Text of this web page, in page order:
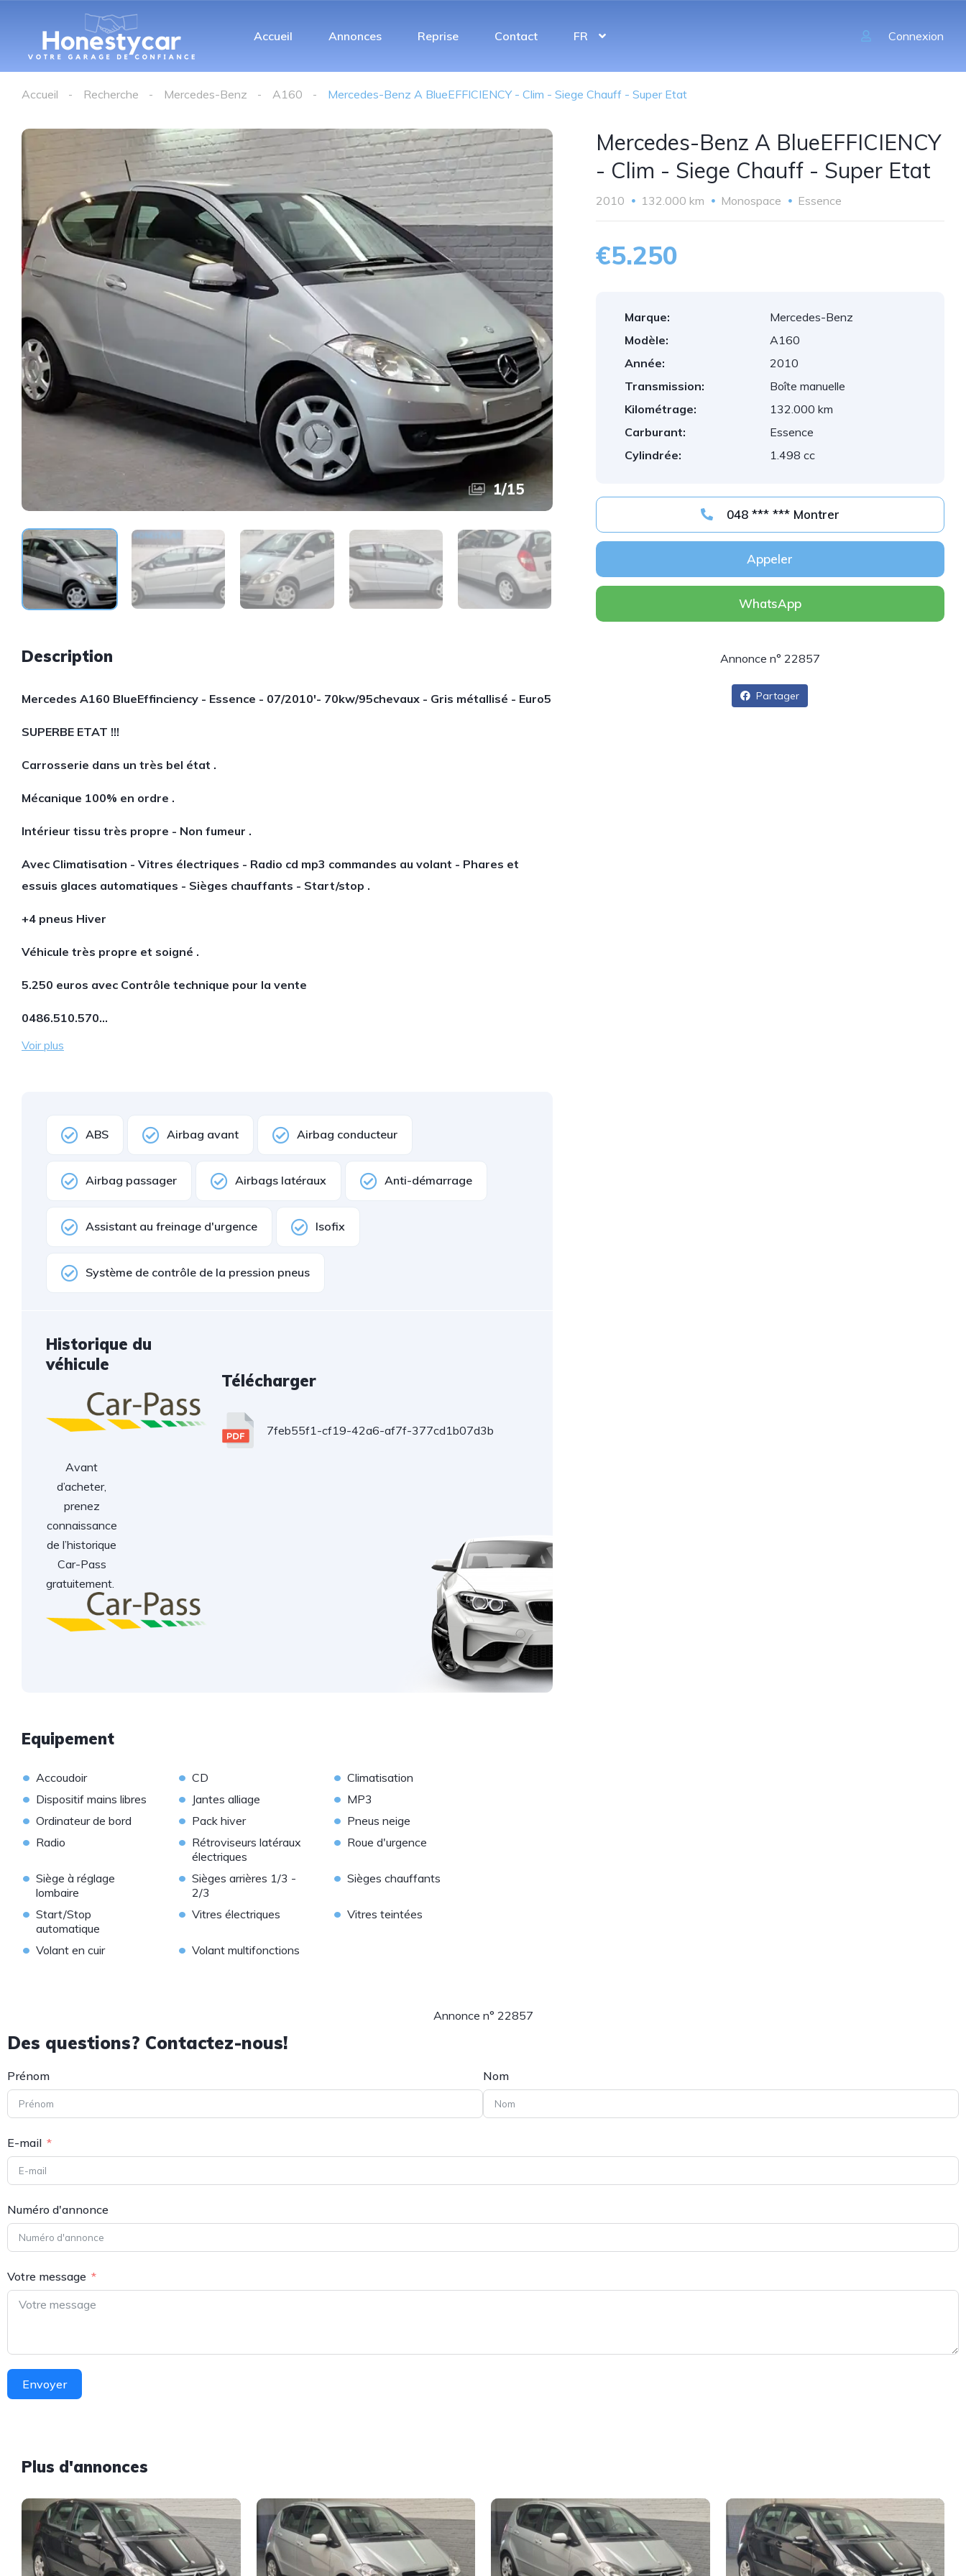
Accueil Annonces Reprise Contact FR Connexion
Accueil Recherche Mercedes-Benz A160 Mercedes-Benz A BlueEFFICIENCY - Clim - Siege Chauff - Super Etat
1/15
Description
Mercedes A160 BlueEffinciency - Essence - 07/2010'- 70kw/95chevaux - Gris métallisé - Euro5
SUPERBE ETAT !!!
Carrosserie dans un très bel état .
Mécanique 100% en ordre .
Intérieur tissu très propre - Non fumeur .
Avec Climatisation - Vitres électriques - Radio cd mp3 commandes au volant - Phares et
essuis glaces automatiques - Sièges chauffants - Start/stop .
+4 pneus Hiver
Véhicule très propre et soigné .
5.250 euros avec Contrôle technique pour la vente
0486.510.570…
Voir plus
ABS Airbag avant Airbag conducteur
Airbag passager Airbags latéraux Anti-démarrage
Assistant au freinage d'urgence Isofix
Système de contrôle de la pression pneus
Historique du
véhicule
Avant
d’acheter,
prenez
connaissance
de l’historique
Car-Pass
gratuitement.
Télécharger
7feb55f1-cf19-42a6-af7f-377cd1b07d3b
Equipement
• Accoudoir • CD • Climatisation
• Dispositif mains libres • Jantes alliage • MP3
• Ordinateur de bord • Pack hiver • Pneus neige
• Radio • Rétroviseurs latéraux
électriques
• Roue d'urgence
• Siège à réglage
lombaire
• Sièges arrières 1/3 -
2/3
• Sièges chauffants
• Start/Stop
automatique
• Vitres électriques • Vitres teintées
• Volant en cuir • Volant multifonctions
Mercedes-Benz A BlueEFFICIENCY
- Clim - Siege Chauff - Super Etat
2010 132.000 km Monospace Essence
€5.250
Marque:
Mercedes-Benz
Modèle:
A160
Année:
2010
Transmission:
Boîte manuelle
Kilométrage:
132.000 km
Carburant:
Essence
Cylindrée:
1.498 cc
048 *** *** Montrer
Appeler
WhatsApp
Annonce n° 22857
Partager
Annonce n° 22857
Des questions? Contactez-nous!
Prénom Nom
E-mail
Numéro d'annonce
Votre message
Envoyer
Plus d'annonces